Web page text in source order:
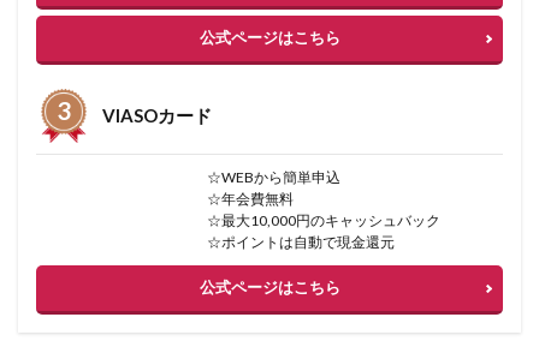
公式ページはこちら
VIASOカード
☆WEBから簡単申込
☆年会費無料
☆最大10,000円のキャッシュバック
☆ポイントは自動で現金還元
公式ページはこちら